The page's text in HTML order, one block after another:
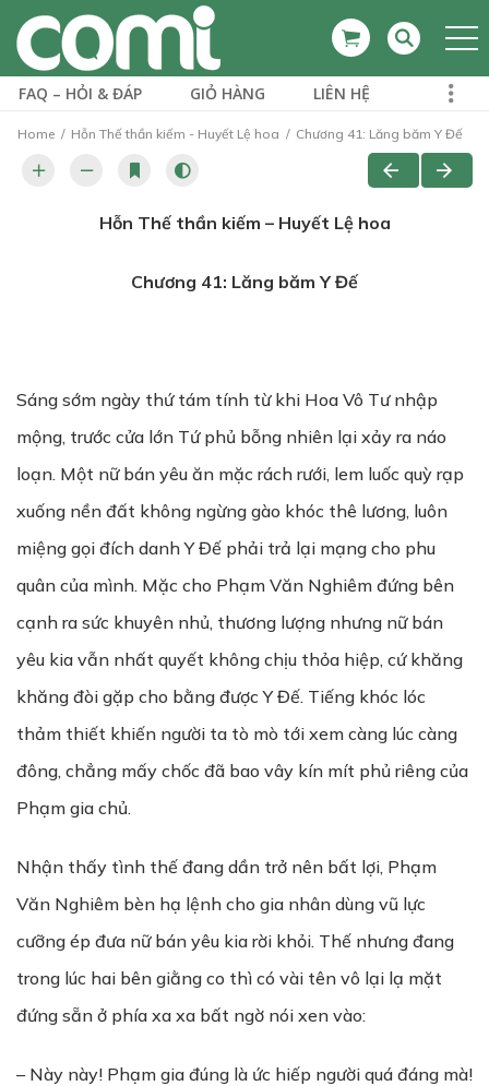
FAQ – HỎI & ĐÁP GIỎ HÀNG LIÊN HỆ
Home Hỗn Thế thần kiếm - Huyết Lệ hoa Chương 41: Lăng băm Y Đế
Hỗn Thế thần kiếm – Huyết Lệ hoa
Chương 41: Lăng băm Y Đế
Sáng sớm ngày thứ tám tính từ khi Hoa Vô Tư nhập
mộng, trước cửa lớn Tứ phủ bỗng nhiên lại xảy ra náo
loạn. Một nữ bán yêu ăn mặc rách rưới, lem luốc quỳ rạp
xuống nền đất không ngừng gào khóc thê lương, luôn
miệng gọi đích danh Y Đế phải trả lại mạng cho phu
quân của mình. Mặc cho Phạm Văn Nghiêm đứng bên
cạnh ra sức khuyên nhủ, thương lượng nhưng nữ bán
yêu kia vẫn nhất quyết không chịu thỏa hiệp, cứ khăng
khăng đòi gặp cho bằng được Y Đế. Tiếng khóc lóc
thảm thiết khiến người ta tò mò tới xem càng lúc càng
đông, chẳng mấy chốc đã bao vây kín mít phủ riêng của
Phạm gia chủ.
Nhận thấy tình thế đang dần trở nên bất lợi, Phạm
Văn Nghiêm bèn hạ lệnh cho gia nhân dùng vũ lực
cưỡng ép đưa nữ bán yêu kia rời khỏi. Thế nhưng đang
trong lúc hai bên giằng co thì có vài tên vô lại lạ mặt
đứng sẵn ở phía xa xa bất ngờ nói xen vào:
– Này này! Phạm gia đúng là ức hiếp người quá đáng mà!